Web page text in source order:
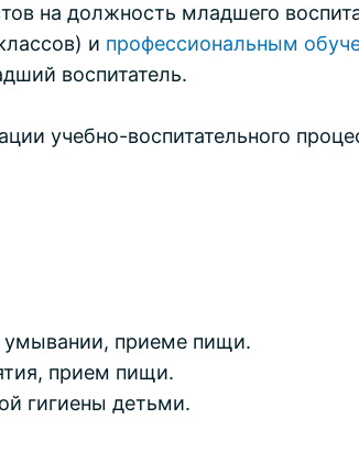
на должность младшего
и профессиональным
воспитатель.
учебно-воспитательного
приеме пищи.
прием пищи.
гигиены детьми.